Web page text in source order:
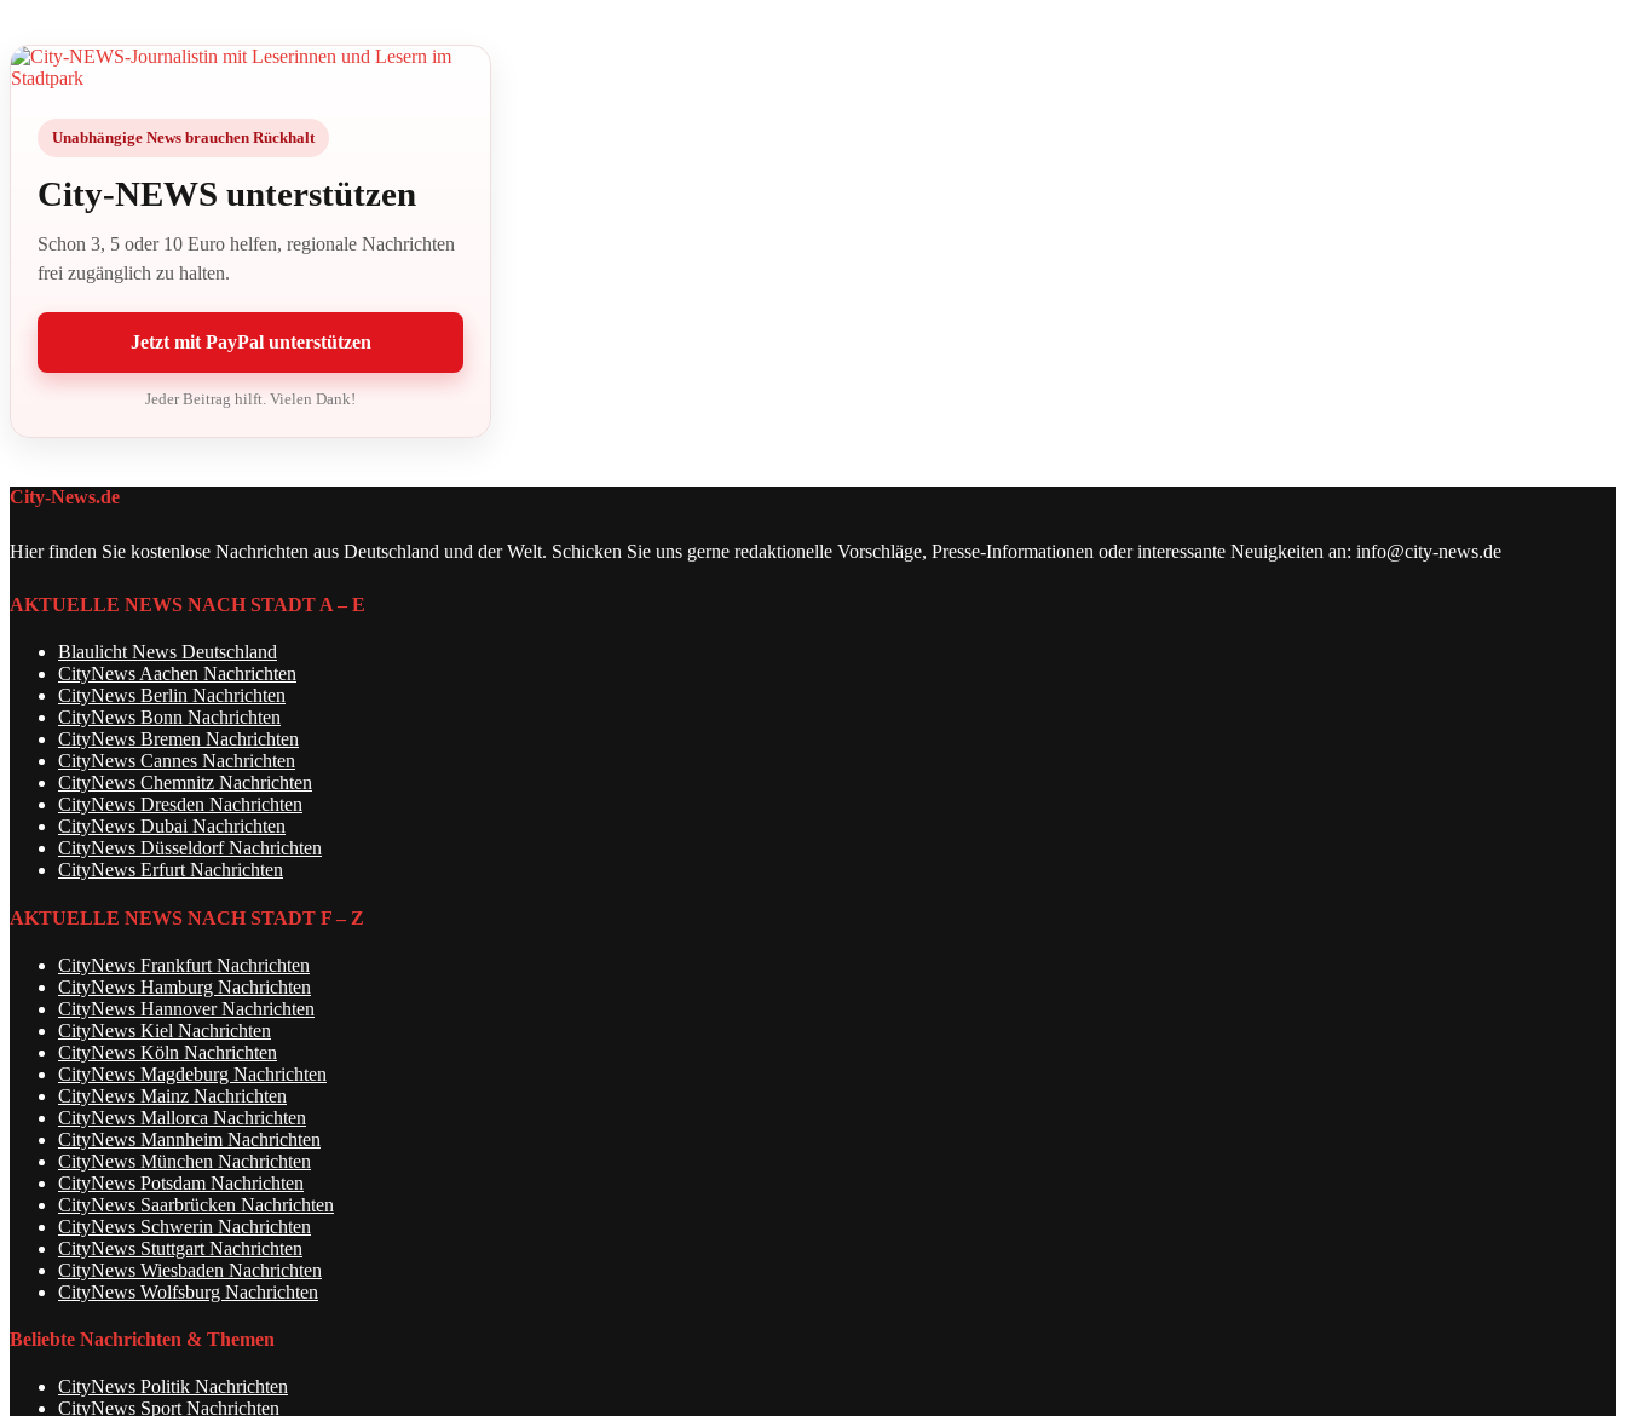
Unabhängige News brauchen Rückhalt
City-NEWS unterstützen
Schon 3, 5 oder 10 Euro helfen, regionale Nachrichten
frei zugänglich zu halten.
Jetzt mit PayPal unterstützen
Jeder Beitrag hilft. Vielen Dank!
City-News.de
Hier finden Sie kostenlose Nachrichten aus Deutschland und der Welt. Schicken Sie uns gerne redaktionelle Vorschläge, Presse-Informationen oder interessante Neuigkeiten an: info@city-news.de
AKTUELLE NEWS NACH STADT A – E
Blaulicht News Deutschland
CityNews Aachen Nachrichten
CityNews Berlin Nachrichten
CityNews Bonn Nachrichten
CityNews Bremen Nachrichten
CityNews Cannes Nachrichten
CityNews Chemnitz Nachrichten
CityNews Dresden Nachrichten
CityNews Dubai Nachrichten
CityNews Düsseldorf Nachrichten
CityNews Erfurt Nachrichten
AKTUELLE NEWS NACH STADT F – Z
CityNews Frankfurt Nachrichten
CityNews Hamburg Nachrichten
CityNews Hannover Nachrichten
CityNews Kiel Nachrichten
CityNews Köln Nachrichten
CityNews Magdeburg Nachrichten
CityNews Mainz Nachrichten
CityNews Mallorca Nachrichten
CityNews Mannheim Nachrichten
CityNews München Nachrichten
CityNews Potsdam Nachrichten
CityNews Saarbrücken Nachrichten
CityNews Schwerin Nachrichten
CityNews Stuttgart Nachrichten
CityNews Wiesbaden Nachrichten
CityNews Wolfsburg Nachrichten
Beliebte Nachrichten & Themen
CityNews Politik Nachrichten
CityNews Sport Nachrichten